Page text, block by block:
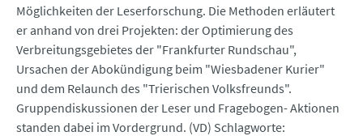
Möglichkeiten der Leserforschung. Die Methoden erläutert
er anhand von drei Projekten: der Optimierung des
Verbreitungsgebietes der "Frankfurter Rundschau",
Ursachen der Abokündigung beim "Wiesbadener Kurier"
und dem Relaunch des "Trierischen Volksfreunds".
Gruppendiskussionen der Leser und Fragebogen- Aktionen
standen dabei im Vordergrund. (VD) Schlagworte: